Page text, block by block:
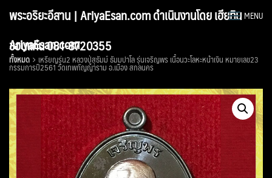
พระอริยะอีสาน | AriyaEsan.com ดำเนินงานโดย เฮียทิน
ขอนแก่น 081-8720355
MENU
AriyaEsan.com
ทั้งหมด เหรียญรุ่น2 หลวงปู่สุธัมม์ ธัมมปาโล รุ่นเจริญพร เนื้อนวะโลหะหน้าเงิน หมายเลข23
กรรมการปี2561 วัดเทพกัญญาราม อ.เมือง สกลนคร